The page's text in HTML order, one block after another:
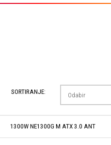
SORTIRANJE:
1300W NE1300G M ATX 3.0 ANT